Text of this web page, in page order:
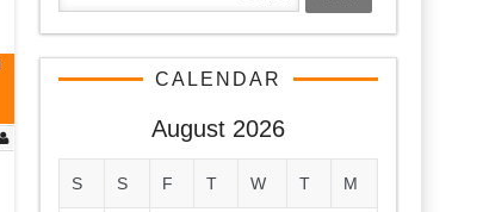
CALENDAR
August 2026
M
T
W
T
F
S
S